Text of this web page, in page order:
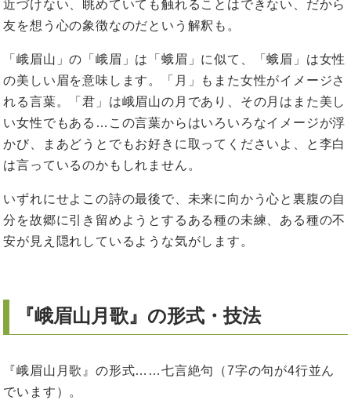
近づけない、眺めていても触れることはできない、だから
友を想う心の象徴なのだという解釈も。
「峨眉山」の「峨眉」は「蛾眉」に似て、「蛾眉」は女性
の美しい眉を意味します。「月」もまた女性がイメージさ
れる言葉。「君」は峨眉山の月であり、その月はまた美し
い女性でもある…この言葉からはいろいろなイメージが浮
かび、まあどうとでもお好きに取ってくださいよ、と李白
は言っているのかもしれません。
いずれにせよこの詩の最後で、未来に向かう心と裏腹の自
分を故郷に引き留めようとするある種の未練、ある種の不
安が見え隠れしているような気がします。
『峨眉山月歌』の形式・技法
『峨眉山月歌』の形式……七言絶句（7字の句が4行並ん
でいます）。